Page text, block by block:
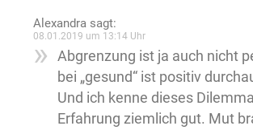
Alexandra sagt:
08.01.2019 um 13:14 Uhr
Abgrenzung ist ja auch nicht
bei „gesund“ ist positiv
Und ich kenne dieses
Erfahrung ziemlich gut. Mut